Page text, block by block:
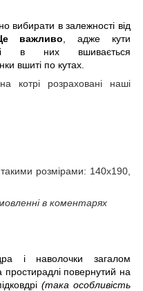
вибирати в залежності від
важливо , адже кути
і в них вшивається
вшиті по кутах.
котрі розраховані наші
розмірами: 140х190,
в коментарях
і наволочки загалом
повернутий на
(така особливість